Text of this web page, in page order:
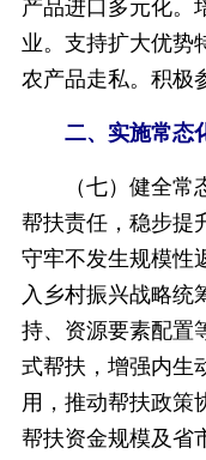
产品进口多元化。
业。支持扩大优势
农产品走私。积极
二、实施常态
（七）健全常态
帮扶责任，稳步提
守牢不发生规模性
入乡村振兴战略统
持、资源要素配置
式帮扶，增强内生
用，推动帮扶政策
帮扶资金规模及省